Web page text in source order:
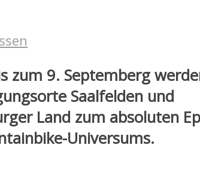
zum 9. Septemberg
Saalfelden und
Land zum absoluten
Universums.